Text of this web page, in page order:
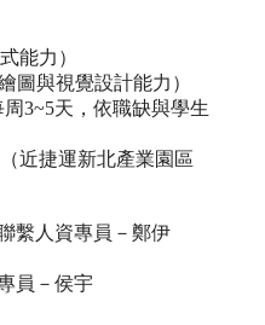
能力）
圖與視覺設計能力）
周3~5天，依職缺與學生
近捷運新北產業園區
繫人資專員－鄭伊
員－侯宇